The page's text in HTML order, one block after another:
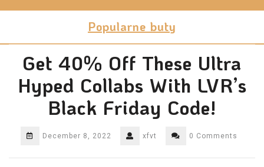
Popularne buty
Get 40% Off These Ultra
Hyped Collabs With LVR’s
Black Friday Code!
December 8, 2022 xfvt 0 Comments